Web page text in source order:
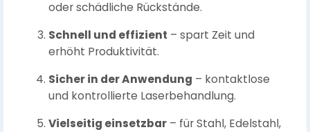
oder schädliche Rückstände.
Schnell und effizient – spart Zeit und
erhöht Produktivität.
Sicher in der Anwendung – kontaktlose
und kontrollierte Laserbehandlung.
Vielseitig einsetzbar – für Stahl, Edelstahl,